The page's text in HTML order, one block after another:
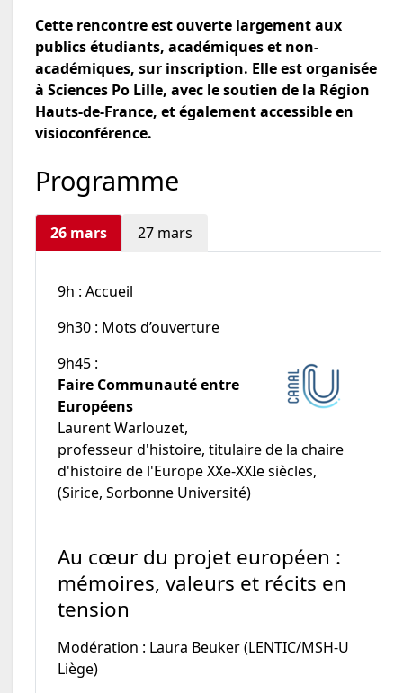
Cette rencontre est ouverte largement aux
publics étudiants, académiques et non-
académiques, sur inscription. Elle est organisée
à Sciences Po Lille, avec le soutien de la Région
Hauts-de-France, et également accessible en
visioconférence.
Programme
26 mars 27 mars
9h : Accueil
9h30 : Mots d’ouverture
9h45 :
Faire Communauté entre
Européens
Laurent Warlouzet,
professeur d'histoire, titulaire de la chaire
d'histoire de l'Europe XXe-XXIe siècles,
(Sirice, Sorbonne Université)
Au cœur du projet européen :
mémoires, valeurs et récits en
tension
Modération : Laura Beuker (LENTIC/MSH-U
Liège)